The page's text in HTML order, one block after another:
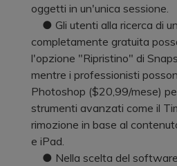
oggetti in un'unica sessione.
● Gli utenti alla ricerca di
completamente gratuita
l'opzione "Ripristino" di
mentre i professionisti
Photoshop ($20,99/mese)
strumenti avanzati come il
rimozione in base al
e iPad.
● Nella scelta del